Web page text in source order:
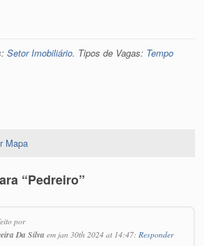
Setor Imobiliário. Tipos de Vagas: Tempo
Mapa
“Pedreiro”
por
Da Silva em jan 30th 2024 at 14:47: Responder